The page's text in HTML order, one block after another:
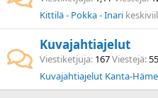
Kittilä - Pokka - Inari
Kuvajahtiajelut
Viestiketjuja 167Viestejä
Kuvajahtiajelut Kanta-